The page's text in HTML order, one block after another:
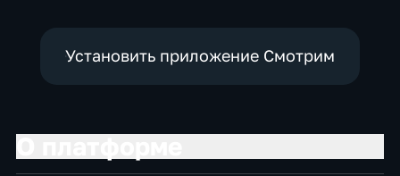
Установить приложение Смотрим